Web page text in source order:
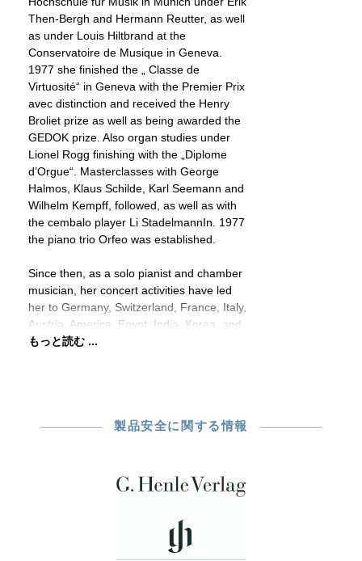
Then-Bergh and Hermann Reutter, as well
as under Louis Hiltbrand at the
Conservatoire de Musique in Geneva.
1977 she finished the „ Classe de
Virtuosité“ in Geneva with the Premier Prix
avec distinction and received the Henry
Broliet prize as well as being awarded the
GEDOK prize. Also organ studies under
Lionel Rogg finishing with the „Diplome
d’Orgue“. Masterclasses with George
Halmos, Klaus Schilde, Karl Seemann and
Wilhelm Kempff, followed, as well as with
the cembalo player Li StadelmannIn. 1977
the piano trio Orfeo was established.
Since then, as a solo pianist and chamber
musician, her concert activities have led
her to Germany, Switzerland, France, Italy,
Austria, America, Egypt, India, Korea, and
もっと読む ...
製品安全に関する情報